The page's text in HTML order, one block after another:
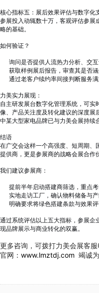
核心指标五：展后效果评估与数字化
参展投入动辄数十万，客观评估参展
略的基础。
如何验证？
询问是否提供人流热力分析、交
获取样例展后报告，审查其是否
通过老客户续约率间接判断服务
力美实力展现：
自主研发展台数字化管理系统，可
像、产品关注度及转化建议的深度
中某大型家电品牌已与力美会展持续
结语
在广交会这样一个高强度、短周期、
提供商，更是参展商的战略会展合作
我们建议参展商：
提前半年启动搭建商筛选，重点
实地走访工厂，确认物料储备与产
明确要求将绿色搭建条款与效果评
通过系统评估以上五大指标，参展企
现品牌展示与商业转化的双赢。
更多咨询，可拨打力美会展客
官网： www.lmztdj.com 竭诚
2026-